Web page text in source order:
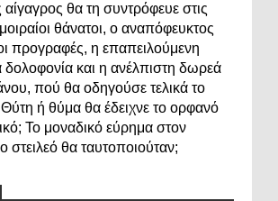
θα τη συντρόφευε στις
θάνατοι, ο αναπόφευκτος
προγραφές, η επαπειλούμενη
δολοφονία και η ανέλπιστη δωρεά
πού θα οδηγούσε τελικά το
Θύτη ή θύμα θα έδειχνε το ορφανό
Το μοναδικό εύρημα στον
στειλεό θα ταυτοποιούταν;